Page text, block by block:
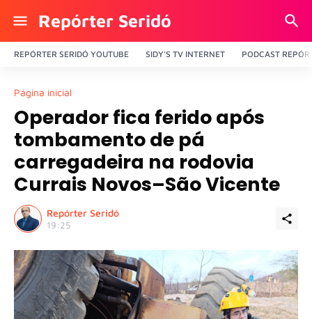
Repórter Seridó
REPÓRTER SERIDÓ YOUTUBE SIDY'S TV INTERNET PODCAST
Página inicial
Operador fica ferido após
tombamento de pá
carregadeira na rodovia
Currais Novos–São Vicente
Repórter Seridó
19:25